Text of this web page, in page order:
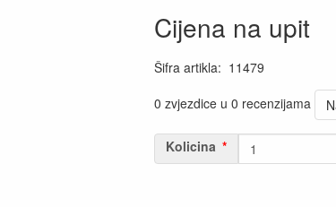
Cijena na upit
Šifra artikla: 11479
0 zvjezdice u 0 recenzijama
Kolicina